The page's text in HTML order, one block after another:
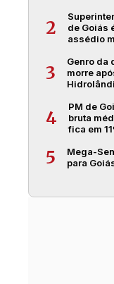
2
de Goiás
assédio
3
Genro da
morre
4
PM de
bruta
fica em
5
Mega-
para